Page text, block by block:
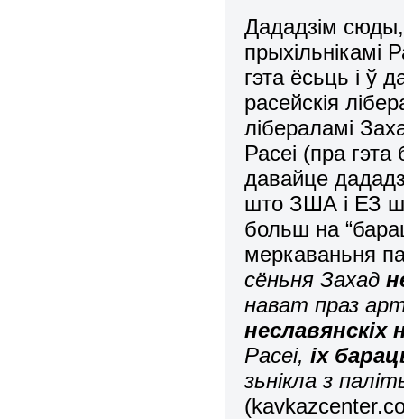
Дададзім
прыхільнікамі
гэта ёсьць і ў
расейскія
лібераламі
Расеі (пра
давайце
што ЗША і ЕЗ
больш на
меркаваньня
сёньня Захад
нават праз
неславянскіх
Расеі,іх
зьнікла з